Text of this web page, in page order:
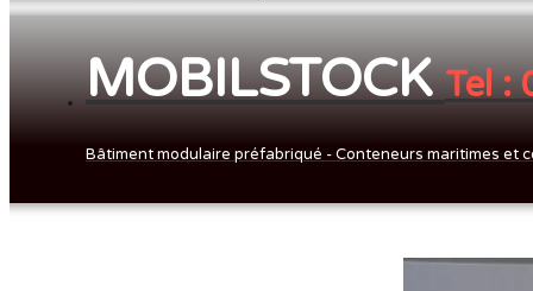
MOBILSTOCKTel :
Bâtiment modulaire préfabriqué - Conteneurs maritimes et